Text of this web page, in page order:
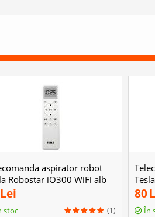
aspirator robot
Robostar iQ300 WiFi alb
Lei
stoc (1)
80
În